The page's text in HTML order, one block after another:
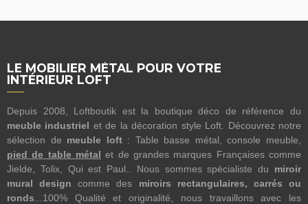
LE MOBILIER MÉTAL POUR VOTRE
INTÉRIEUR LOFT
Depuis 2008, Loftboutik est la boutique déco de référence du
meuble industriel et de la décoration style Loft. Découvrez notre
sélection de meuble loft: Table basse métal, console meuble,
pied de table métal et de grandes marques Françaises comme
Jielde, Tolix, Qui est Paul.. Nous sommes spécialiste du miroir
mural design comme des miroirs rectangulaires, carrés ou
ronds ...100% Qualité et originalité, nous travaillons avec les